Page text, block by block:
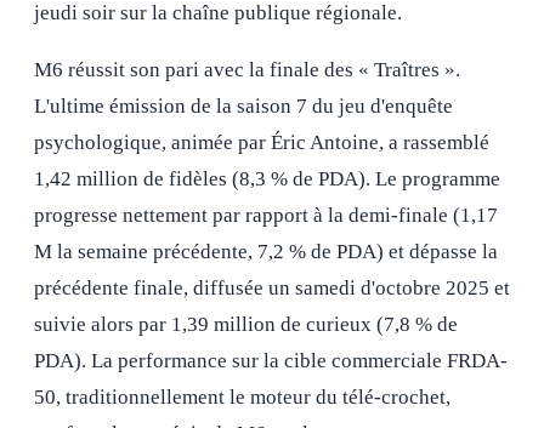
jeudi soir sur la chaîne publique régionale.
M6 réussit son pari avec la finale des « Traîtres ».
L'ultime émission de la saison 7 du jeu d'enquête
psychologique, animée par Éric Antoine, a rassemblé
1,42 million de fidèles (8,3 % de PDA). Le programme
progresse nettement par rapport à la demi-finale (1,17
M la semaine précédente, 7,2 % de PDA) et dépasse la
précédente finale, diffusée un samedi d'octobre 2025 et
suivie alors par 1,39 million de curieux (7,8 % de
PDA). La performance sur la cible commerciale FRDA-
50, traditionnellement le moteur du télé-crochet,